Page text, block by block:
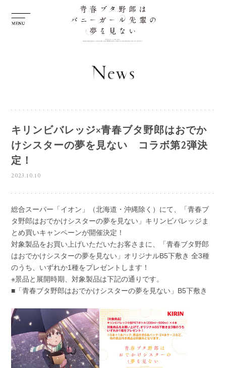
キリンビバレッジ×青春ブタ野郎はおでか
けシスターの夢を見ない コラボ第2弾決
定！
2023.10.10
総合スーパー「イオン」（北海道・沖縄除く）にて、「青春ブ
タ野郎はおでかけシスターの夢を見ない」キリンビバレッジま
とめ買いキャンペーンが開催決定！
対象製品をお買い上げいただいたお客さまに、「青春ブタ野郎
はおでかけシスターの夢を見ない」オリジナルB5下敷き 全3種
のうち、いずれか1種をプレゼントします！
※景品と展開時期、対象製品は下記の通りです。
■「青春ブタ野郎はおでかけシスターの夢を見ない」B5下敷き